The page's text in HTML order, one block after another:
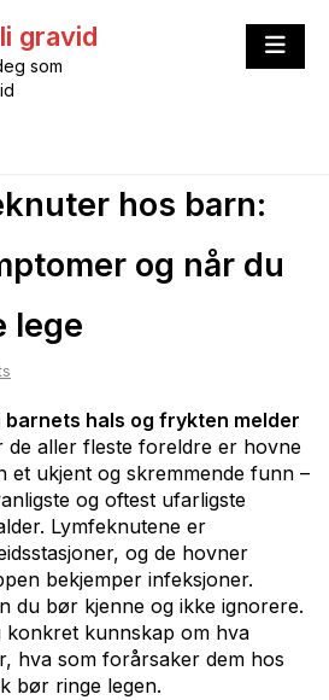
gravid
som
hos barn:
og når du
lege
barnets hals og frykten melder
de aller fleste foreldre er hovne
et ukjent og skremmende funn –
og oftest ufarligste
Lymfeknutene er
og de hovner
bekjemper infeksjoner.
du bør kjenne og ikke ignorere.
konkret kunnskap om hva
hva som forårsaker dem hos
bør ringe legen.